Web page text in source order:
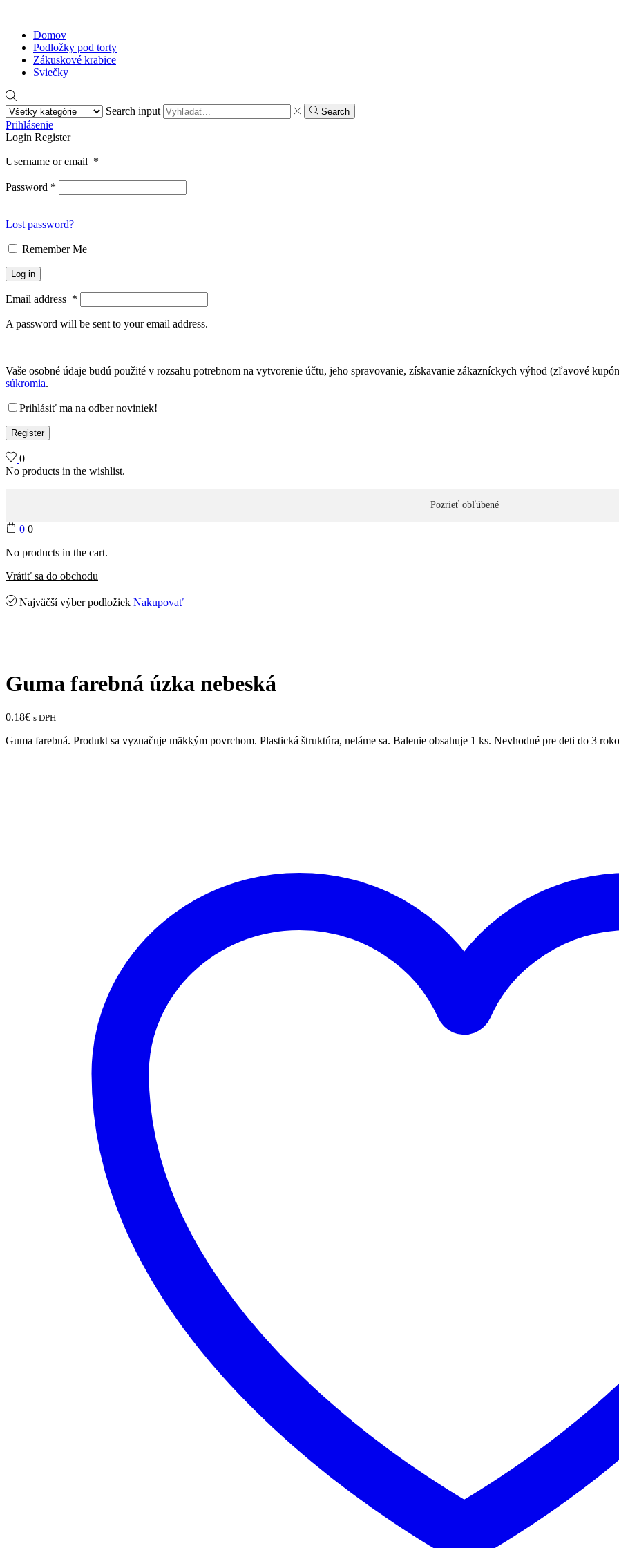
Domov
Podložky pod torty
Zákuskové krabice
Sviečky
Search input Search
Prihlásenie
Login Register
Username or email *
Password *
Lost password?
Remember Me
Log in
Email address *
A password will be sent to your email address.
Vaše osobné údaje budú použité v rozsahu potrebnom na vytvorenie účtu, jeho spravovanie, získavanie zákazníckych výhod (zľavové
súkromia.
Prihlásiť ma na odber noviniek!
Register
0
No products in the wishlist.
Pozrieť obľúbené
0 0
No products in the cart.
Vrátiť sa do obchodu
Najväčší výber podložiek Nakupovať
Guma farebná úzka nebeská
0.18€ s DPH
Guma farebná. Produkt sa vyznačuje mäkkým povrchom. Plastická štruktúra, neláme sa. Balenie obsahuje 1 ks. Nevhodné pre deti do 3